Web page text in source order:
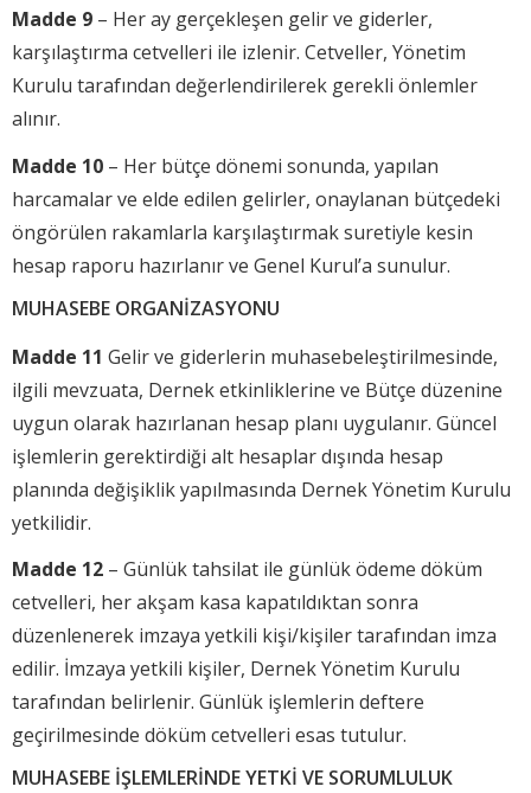
Madde 9 – Her ay gerçekleşen gelir ve giderler,
karşılaştırma cetvelleri ile izlenir. Cetveller, Yönetim
Kurulu tarafından değerlendirilerek gerekli önlemler
alınır.
Madde 10 – Her bütçe dönemi sonunda, yapılan
harcamalar ve elde edilen gelirler, onaylanan bütçedeki
öngörülen rakamlarla karşılaştırmak suretiyle kesin
hesap raporu hazırlanır ve Genel Kurul’a sunulur.
MUHASEBE ORGANİZASYONU
Madde 11 Gelir ve giderlerin muhasebeleştirilmesinde,
ilgili mevzuata, Dernek etkinliklerine ve Bütçe düzenine
uygun olarak hazırlanan hesap planı uygulanır. Güncel
işlemlerin gerektirdiği alt hesaplar dışında hesap
planında değişiklik yapılmasında Dernek Yönetim Kurulu
yetkilidir.
Madde 12 – Günlük tahsilat ile günlük ödeme döküm
cetvelleri, her akşam kasa kapatıldıktan sonra
düzenlenerek imzaya yetkili kişi/kişiler tarafından imza
edilir. İmzaya yetkili kişiler, Dernek Yönetim Kurulu
tarafından belirlenir. Günlük işlemlerin deftere
geçirilmesinde döküm cetvelleri esas tutulur.
MUHASEBE İŞLEMLERİNDE YETKİ VE SORUMLULUK